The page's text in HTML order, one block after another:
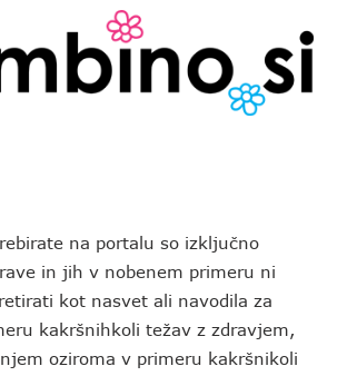
na portalu so izključno
in jih v nobenem primeru ni
kot nasvet ali navodila za
kakršnihkoli težav z zdravjem,
oziroma v primeru kakršnikoli